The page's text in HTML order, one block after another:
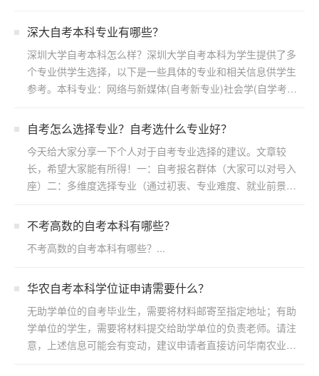
深大自考本科专业有哪些？
深圳大学自考本科怎么样？深圳大学自考本科为学生提供了多
个专业供学生选择，以下是一些具体的专业和相关信息供学生
参考。本科专业：网络与新媒体(自考新专业)社会学(自学考
自考怎么选择专业？自考选什么专业好？
今天给大家分享一下个人对于自考专业选择的建议。文章较
长，希望大家能有所得！一：自考报名群体（大家可以对号入
座）二：多维度选择专业（通过初衷、专业难度、就业前景方
不考高数的自考本科有哪些？
不考高数的自考本科有哪些？...
华农自考本科学位证申请需要什么？
无助学单位的自考毕业生，需要将材料邮寄至指定地址；有助
学单位的学生，需要将材料提交给助学单位的负责老师。请注
意，上述信息可能会有变动，建议申请者直接访问华南农业大